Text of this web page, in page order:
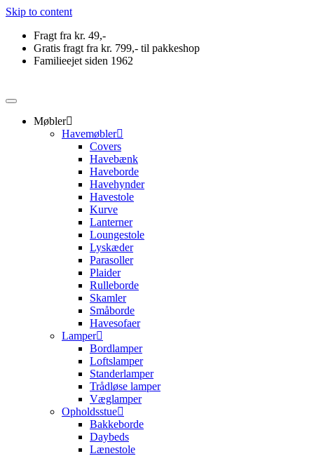
Skip to content
Fragt fra kr. 49,-
Gratis fragt fra kr. 799,- til pakkeshop
Familieejet siden 1962
Møbler
Havemøbler
Covers
Havebænk
Haveborde
Havehynder
Havestole
Kurve
Lanterner
Loungestole
Lyskæder
Parasoller
Plaider
Rulleborde
Skamler
Småborde
Havesofaer
Lamper
Bordlamper
Loftslamper
Standerlamper
Trådløse lamper
Væglamper
Opholdsstue
Bakkeborde
Daybeds
Lænestole